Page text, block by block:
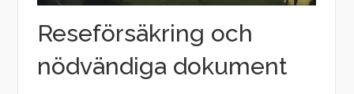
Reseförsäkring och
nödvändiga dokument